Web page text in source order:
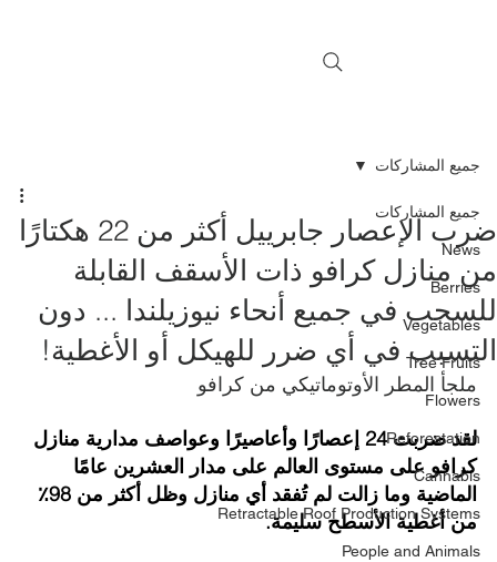
جميع المشاركات
News
Berries
Vegetables
Tree Fruits
Flowers
Reforestation
Cannabis
Retractable Roof Production Systems
People and Animals
جميع المشاركات
ضرب الإعصار جابرييل أكثر من 22 هكتارًا
من منازل كرافو ذات الأسقف القابلة
للسحب في جميع أنحاء نيوزيلندا ... دون
التسبب في أي ضرر للهيكل أو الأغطية!
ملجأ المطر الأوتوماتيكي من كرافو
لقد ضربت 24 إعصارًا وأعاصيرًا وعواصف مدارية منازل
كرافو على مستوى العالم على مدار العشرين عامًا
الماضية وما زالت لم تُفقد أي منازل وظل أكثر من 98٪
من أغطية الأسطح سليمة.